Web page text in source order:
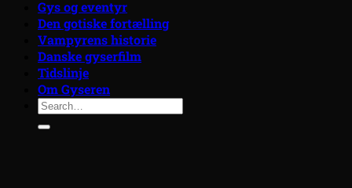
Gys og eventyr
Den gotiske fortælling
Vampyrens historie
Danske gyserfilm
Tidslinje
Om Gyseren